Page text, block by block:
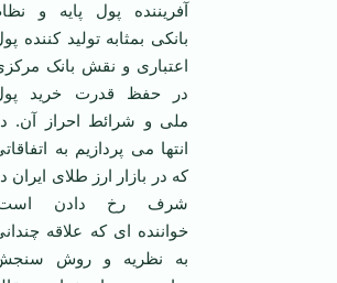
آفریننده پول پایه و
بانکی بمثابه تولید کننده
اعتباری و نقش بانک
در حفظ قدرت خرید
ملی و شرائط احراز آن.
انتها می پردازیم به
که در بازار ارز طلای ایران
شرف رخ دادن
خواننده ای که علاقه
به نظریه و روش